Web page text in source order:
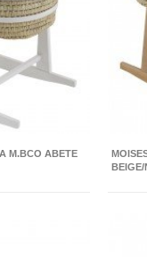
M.BCO ABETE